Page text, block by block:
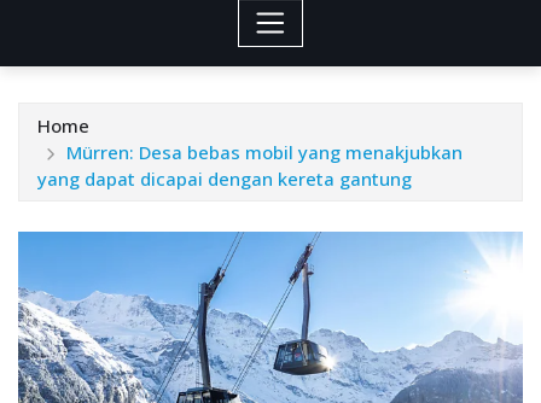
Home
Mürren: Desa bebas mobil yang menakjubkan
yang dapat dicapai dengan kereta gantung